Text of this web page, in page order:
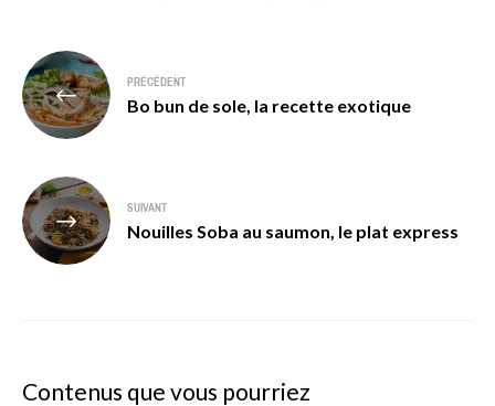
Navigation
de
l’article
PRÉCÉDENT
Bo bun de sole, la recette exotique
SUIVANT
Nouilles Soba au saumon, le plat express
Contenus que vous pourriez